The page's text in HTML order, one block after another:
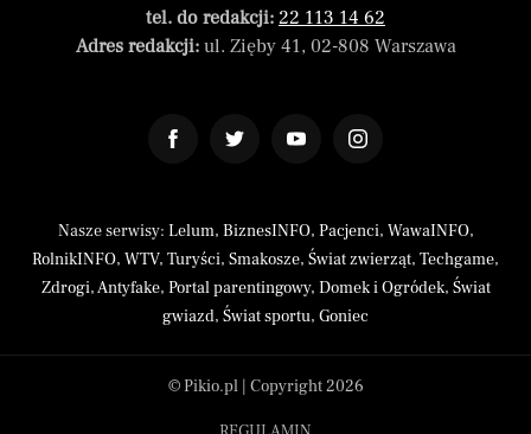
tel. do redakcji: 22 113 14 62
Adres redakcji:ul. Zięby 41, 02-808 Warszawa
Nasze serwisy: Lelum, BiznesINFO, Pacjenci, WawaINFO,
RolnikINFO, WTV, Turyści, Smakosze, Świat zwierząt, Techgame,
Zdrogi,Antyfake, Portal parentingowy, Domek i Ogródek, Świat
gwiazd, Świat sportu, Goniec
© Pikio.pl | Copyright 2026